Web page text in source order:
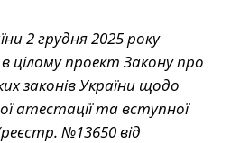
2 грудня 2025 року
цілому проект Закону про
законів України щодо
атестації та вступної
№13650 від